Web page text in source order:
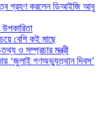
গ্রহণ করলেন ডিআইজি আবু
উপকারিতা
বেশি কই মাছে
ও সম্প্রচার মন্ত্রী
‘জুলাই গণঅভ্যুত্থান দিবস’